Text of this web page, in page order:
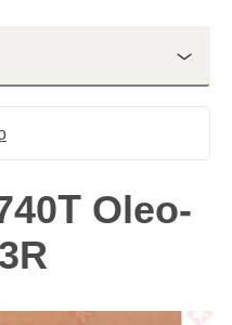
Oleo-